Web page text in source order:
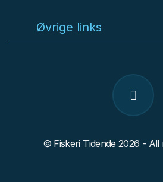
Øvrige links
© Fiskeri Tidende 2026 - All